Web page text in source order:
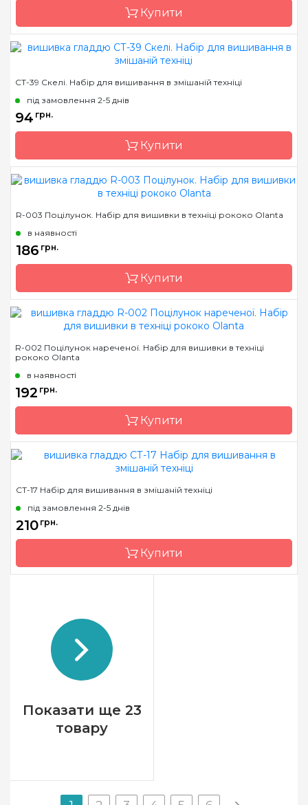
Купити
Розмір
Канва
AIDA № 14
СТ-39 Скелі. Набір для вишивання в змішаній техніці
під замовлення 2-5 днів
94 грн.
Купити
Розмір
Канва
Aida 14
R-003 Поцілунок. Набір для вишивки в техніці рококо Olanta
в наявності
186 грн.
Купити
Країна виробник
Розмір
Канва
схемою(габардин)
Зашивання
часткова
R-002 Поцілунок нареченої. Набір для вишивки в техніці
рококо Olanta
в наявності
192 грн.
Купити
Розмір
Канва
тканина для вишивання
малюнком-
схемою(габардин)
СТ-17 Набір для вишивання в змішаній техніці
під замовлення 2-5 днів
210 грн.
Купити
Країна виробник
Розмір
Показати ще 23
товару